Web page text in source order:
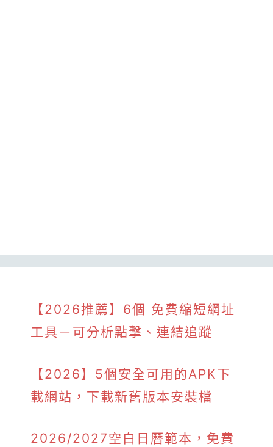
【2026推薦】6個 免費縮短網址
工具－可分析點擊、連結追蹤
【2026】5個安全可用的APK下
載網站，下載新舊版本安裝檔
2026/2027空白日曆範本，免費